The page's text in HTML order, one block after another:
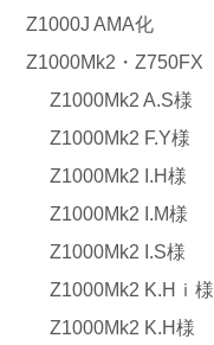
Z1000J AMA化
Z1000Mk2・Z750FX
Z1000Mk2 A.S様
Z1000Mk2 F.Y様
Z1000Mk2 I.H様
Z1000Mk2 I.M様
Z1000Mk2 I.S様
Z1000Mk2 K.Hｉ様
Z1000Mk2 K.H様